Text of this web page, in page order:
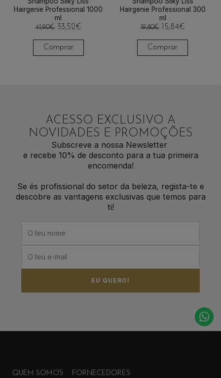
Hairgenie Professional 1000
ml
41,90€ 33,52€
Comprar
Hairgenie Professional 300
ml
19,80€ 15,84€
Comprar
ACESSO EXCLUSIVO A
NOVIDADES E PROMOÇÕES
Subscreve a nossa Newsletter
e recebe 10% de desconto para a tua primeira
encomenda!
Se és profissional do setor da beleza, regista-te e
descobre as vantagens exclusivas que temos para
ti!
EU QUERO!
QUEM SOMOS FORNECEDORES